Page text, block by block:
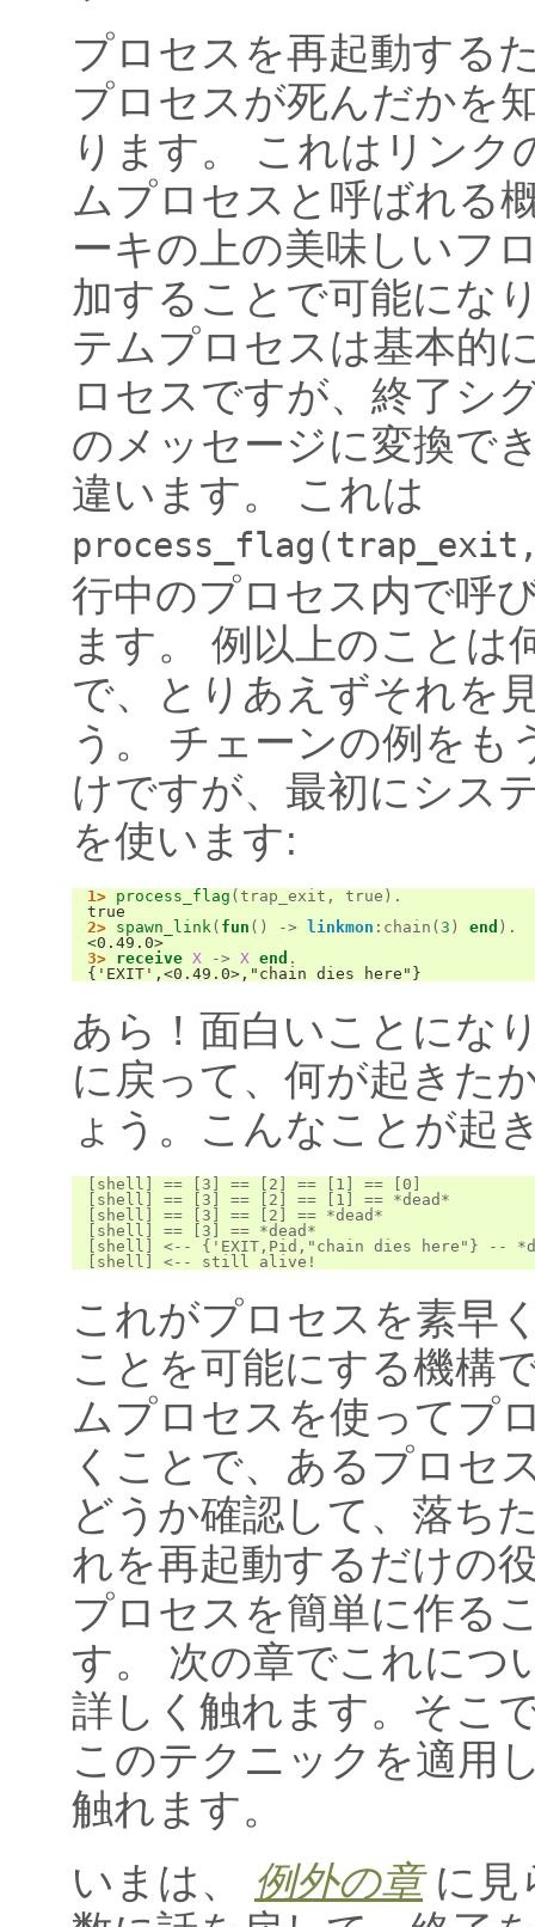
プロセスを再起動する
プロセスが死んだかを
ります。 これはリンク
ムプロセスと呼ばれる
ーキの上の美味しいフ
加することで可能にな
テムプロセスは基本的
ロセスですが、終了シ
のメッセージに変換で
違います。 これは
行中のプロセス内で呼
ます。 例以上のことは
で、とりあえずそれを
う。 チェーンの例をも
けですが、最初にシス
を使います:
1> process_flag ( trap_exit , true ).
true
2> spawn_link( fun () -> linkmon : chain ( 3 ) end ).
<0.49.0>
3> receive X -> X end .
{'EXIT',<0.49.0>,"chain dies here"}
あら！面白いことにな
に戻って、何が起きた
ょう。こんなことが起
[shell] == [3] == [2] == [1] == [0]
[shell] == [3] == [2] == [1] == *dead*
[shell] == [3] == [2] == *dead*
[shell] == [3] == *dead*
[shell] <-- {'EXIT,Pid,"chain dies here"} --
これがプロセスを素早
ことを可能にする機構
ムプロセスを使ってプ
くことで、あるプロセ
どうか確認して、落ち
れを再起動するだけの
プロセスを簡単に作る
す。 次の章でこれにつ
詳しく触れます。そこ
このテクニックを適用
触れます。
いまは、 例外の章に見